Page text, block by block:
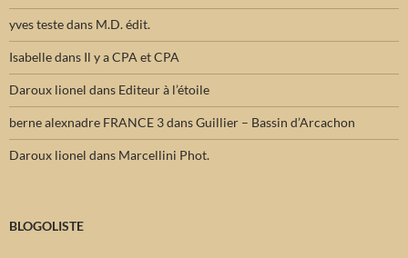
yves testedans M.D. édit.
Isabelledans Il y a CPA et CPA
Daroux lionel dans Editeur à l’étoile
berne alexnadre FRANCE 3dansGuillier – Bassin d’Arcachon
Daroux lionel dans Marcellini Phot.
BLOGOLISTE